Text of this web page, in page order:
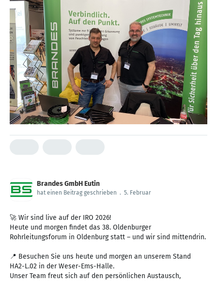
Brandes GmbH Eutin
hat einen Beitrag geschrieben . 5. Februar
🚀 Wir sind live auf der IRO 2026!
Heute und morgen findet das 38. Oldenburger
Rohrleitungsforum in Oldenburg statt – und wir sind mittendrin.
📍 Besuchen Sie uns heute und morgen an unserem Stand
HA2-L.02 in der Weser-Ems-Halle.
Unser Team freut sich auf den persönlichen Austausch,